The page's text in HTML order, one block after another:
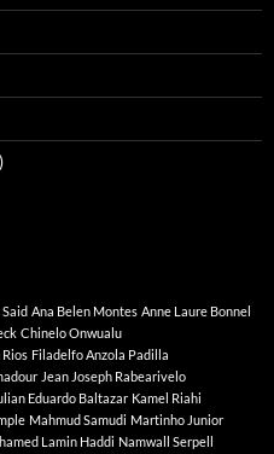
Ana Belen Montes Anne Laure Bonnel
Chinelo Onwualu
Filadelfo Anzola Padilla
Jean Joseph Rabearivelo
Eduardo Baltazar Kamel Riahi
Mahmud Samudi Martinho Junior
Lamin Haddi Namwall Serpell